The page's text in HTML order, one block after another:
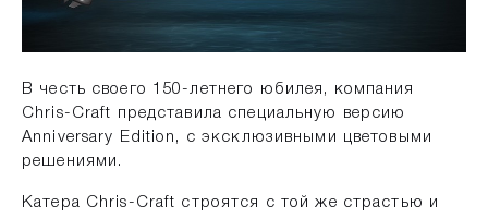
В честь своего 150-летнего юбилея, компания
Chris-Craft представила специальную версию
Anniversary Edition, с эксклюзивными цветовыми
решениями.
Катера Chris-Craft строятся с той же страстью и